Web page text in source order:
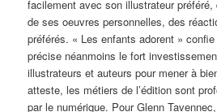
facilement avec son illustrateur
de ses oeuvres personnelles, des
préférés. « Les enfants adorent »
précise néanmoins le fort
illustrateurs et auteurs pour mener à
atteste, les métiers de l’édition sont
par le numérique. Pour Glenn